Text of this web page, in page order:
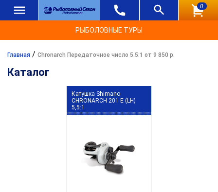
0
РЫБОЛОВНЫЕ ТУРЫ
Главная / Chronarch Передаточное число 5.5:1 от 9 850 р.
Каталог
Катушка Shimano
CHRONARCH 201 E (LH)
5,5:1